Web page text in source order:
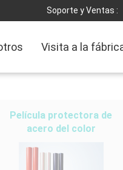
Soporte y Ventas :
Visita a la
Película protectora de
acero del color